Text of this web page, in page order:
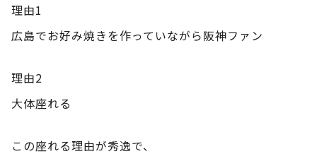
理由1
広島でお好み焼きを作っていながら阪神ファン
理由2
大体座れる
この座れる理由が秀逸で、